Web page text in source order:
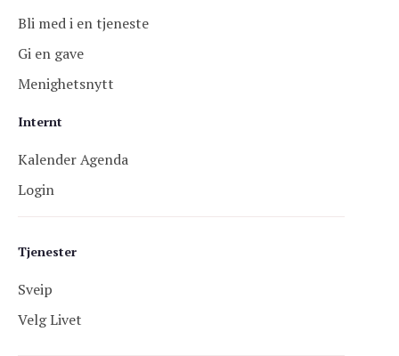
Tjenester
Sveip
Velg Livet
Bli med i en tjeneste
Gi en gave
Menighetsnytt
Internt
Kalender Agenda
Login